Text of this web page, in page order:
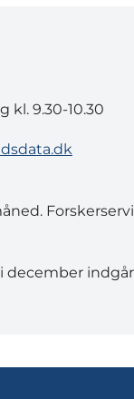
kl. 9.30-10.30
december